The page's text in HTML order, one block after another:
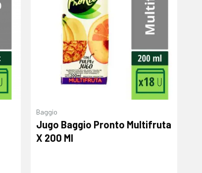
lista de
Baggio
Jugo Baggio Pronto Multifruta
X 200 Ml